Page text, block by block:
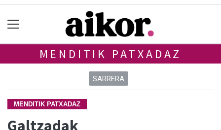
MENDITIK PATXADAZ
SARRERA
MENDITIK PATXADAZ
Galtzadak